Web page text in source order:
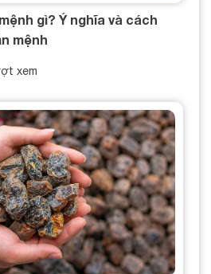
gì? Ý nghĩa và cách
mệnh
xem